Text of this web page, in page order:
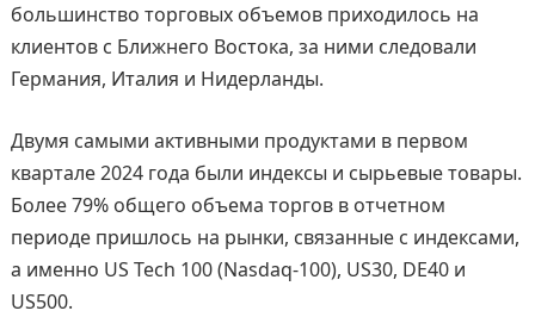
большинство торговых объемов приходилось на
клиентов с Ближнего Востока, за ними следовали
Германия, Италия и Нидерланды.
Двумя самыми активными продуктами в первом
квартале 2024 года были индексы и сырьевые товары.
Более 79% общего объема торгов в отчетном
периоде пришлось на рынки, связанные с индексами,
а именно US Tech 100 (Nasdaq-100), US30, DE40 и
US500.